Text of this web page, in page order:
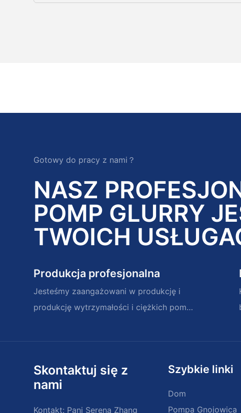
Gotowy do pracy z nami？
NASZ
POMP GLURRY
TWOICH
Produkcja profesjonalna
Jesteśmy zaangażowani w produkcję i
produkcję wytrzymałości i ciężkich pomp
Skontaktuj się z
nami
Kontakt: Pani Serena Zhang
Szybkie linki
Dom
Pompa Gnojowica